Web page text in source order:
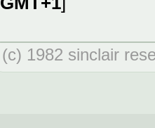
(c) 1982 sinclair